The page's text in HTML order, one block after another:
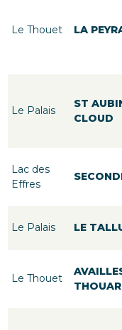
Le Thouet LA
Le Palais
ST
CLOUD
Lac des
Effres
Le Palais LE
Le Thouet